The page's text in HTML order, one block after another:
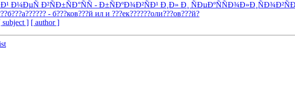
Ð¼ÐµÑ Ð²ÑÐ±ÑÐ°ÑÑ - Ð±ÑÐºÐ¾Ð²ÑÐ¹ Ð¸Ð» Ð¸
- б???ков???й ил и ???ек??????оли???ов???й?
subject ] [ author ]